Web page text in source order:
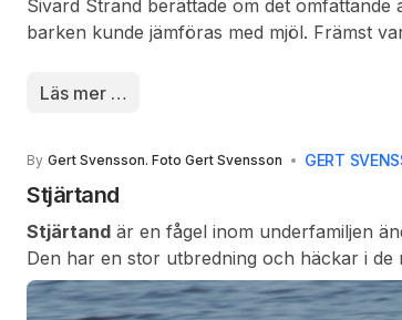
mjölbingen.
Sivard Strand berättade om det omfattande
barken kunde jämföras med mjöl. Främst
innerbark från alm. Barken skulle tas från
Läs mer …
By Gert Svensson. Foto Gert Svensson GERT
Stjärtand
Stjärtand är en fågel inom underfamiljen
Den har en stor utbredning och häckar i
Nordamerika.